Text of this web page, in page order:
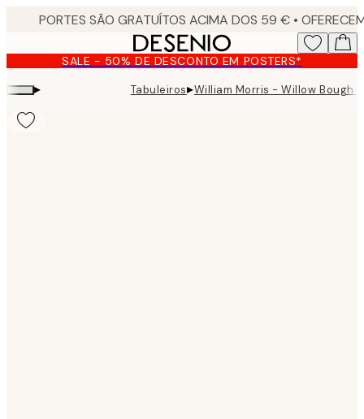
content. SALE - 50% DE DESCONTO EM POSTERS*
▸ Tabuleiros▸William Morris - Willow Bough